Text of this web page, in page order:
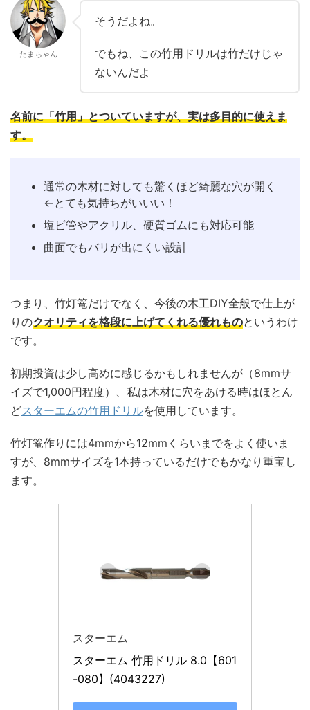
たまちゃん
そうだよね。
でもね、この竹用ドリルは竹だけじゃ
ないんだよ
名前に「竹用」とついていますが、実は多目的に使えま
す。
通常の木材に対しても驚くほど綺麗な穴が開く
←とても気持ちがいいい！
塩ビ管やアクリル、硬質ゴムにも対応可能
曲面でもバリが出にくい設計
つまり、竹灯篭だけでなく、今後の木工DIY全般で仕上が
りのクオリティを格段に上げてくれる優れものというわけ
です。
初期投資は少し高めに感じるかもしれませんが（8mmサ
イズで1,000円程度）、私は木材に穴をあける時はほとん
どスターエムの竹用ドリルを使用しています。
竹灯篭作りには4mmから12mmくらいまでをよく使いま
すが、8mmサイズを1本持っているだけでもかなり重宝し
ます。
スターエム
スターエム 竹用ドリル 8.0【601
-080】(4043227)